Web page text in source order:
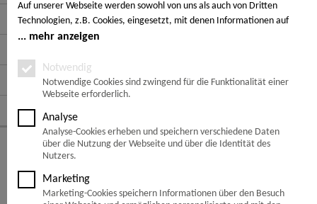
Auf unserer Webseite werden sowohl von uns als auch von Dritten
Technologien, z.B. Cookies, eingesetzt, mit denen Informationen auf
Ihrem Endgerät gespeichert und/oder von Ihrem Endgerät abgerufen
Notwendige Cookies, Analyse-, Marketing- und Statistik-Cookies. Bei den
notwendigen Cookies handelt es sich um solche, die technisch notwendig
sind, um den von Ihnen gewünschten Dienst bereitzustellen, die übrigen
Cookies werden nur auf Grund einer von Ihnen erteilten Einwilligung
gesetzt. Die Einwilligung ist freiwillig. Personen, die das 16. Lebensjahr
noch nicht vollendet haben, benötigen die Zustimmung der
Sorgeberechtigten. Sie können Ihre Entscheidung jederzeit mit Wirkung
für die Zukunft widerrufen. Rufen Sie dazu lediglich den Cookie-Banner
erneut auf und ändern Sie Ihre Einstellungen entsprechend ab. Im
Rahmen Ihres Besuchs unserer Webseite können möglicherweise auch
mehr anzeigen
Notwendig
Notwendige Cookies sind zwingend für die Funktionalität einer
Webseite erforderlich.
Analyse
Analyse-Cookies erheben und speichern verschiedene Daten
über die Nutzung der Webseite und über die Identität des
Nutzers.
Marketing
Marketing-Cookies speichern Informationen über den Besuch
Service
Zahlungsarten
Folge uns auf:
© Copyright 2026 -Cumaru
Flügge Holz, Ihr Holzhandel - Beratung & Verkauf in
Verwaltung in Burgdorf, Versand bundesweit!